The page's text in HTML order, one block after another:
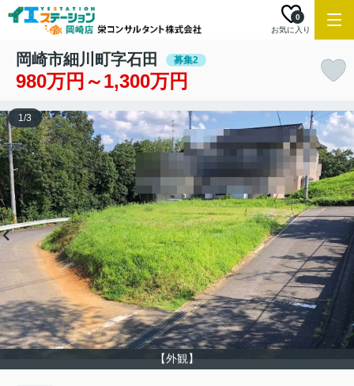
お気に入り
0
岡崎市細川町字石田 募集2
980万円～1,300万円
【外観】
1/3